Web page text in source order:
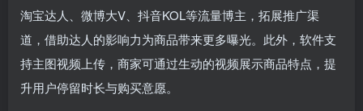
淘宝达人、微博大V、抖音KOL等流量博主，拓展推广渠
道，借助达人的影响力为商品带来更多曝光。此外，软件支
持主图视频上传，商家可通过生动的视频展示商品特点，提
升用户停留时长与购买意愿。